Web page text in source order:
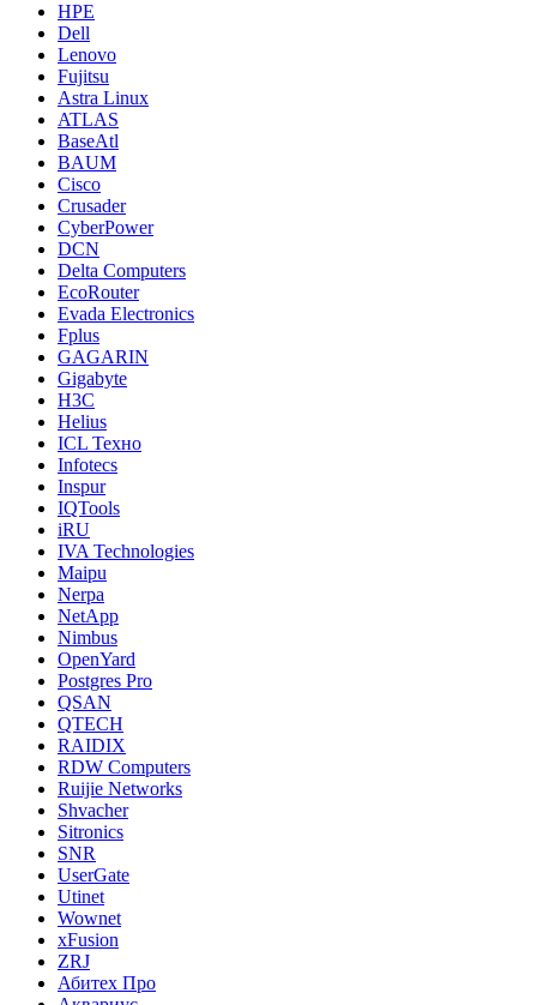
HPE
Dell
Lenovo
Fujitsu
Astra Linux
ATLAS
BaseAtl
BAUM
Cisco
Crusader
CyberPower
DCN
Delta Computers
EcoRouter
Evada Electronics
Fplus
GAGARIN
Gigabyte
H3C
Helius
ICL Техно
Infotecs
Inspur
IQTools
iRU
IVA Technologies
Maipu
Nerpa
NetApp
Nimbus
OpenYard
Postgres Pro
QSAN
QTECH
RAIDIX
RDW Computers
Ruijie Networks
Shvacher
Sitronics
SNR
UserGate
Utinet
Wownet
xFusion
ZRJ
Абитех Про